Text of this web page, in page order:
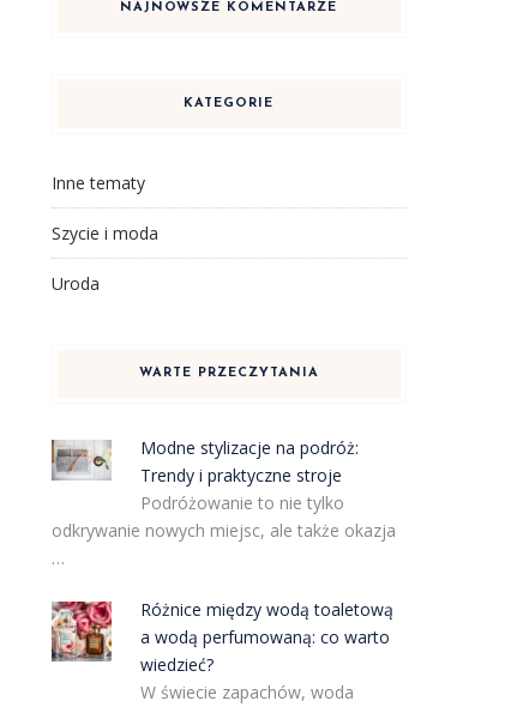
NAJNOWSZE KOMENTARZE
KATEGORIE
Inne tematy
Szycie i moda
Uroda
WARTE PRZECZYTANIA
Modne stylizacje na podróż:
Trendy i praktyczne stroje
Podróżowanie to nie tylko
odkrywanie nowych miejsc, ale także okazja
…
Różnice między wodą toaletową
a wodą perfumowaną: co warto
wiedzieć?
W świecie zapachów, woda